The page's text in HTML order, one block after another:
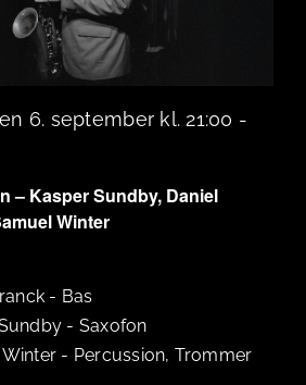
6. september kl. 21:00 -
– Kasper Sundby, Daniel
Winter
- Bas
- Saxofon
- Percussion, Trommer